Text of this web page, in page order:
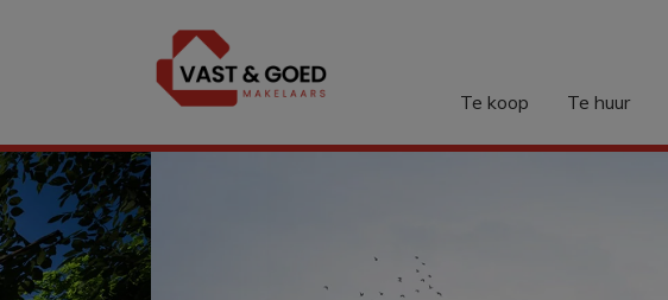
Te koop Te huur